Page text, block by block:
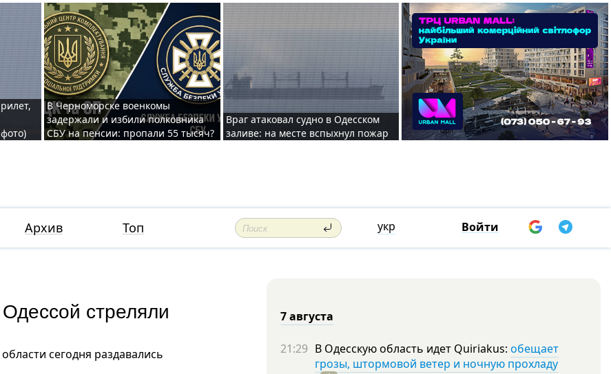
В Черноморске военкомы
задержали и избили полковника
СБУ на пенсии: пропали 55 тысяч?
Враг атаковал судно в Одесском
заливе: на месте вспыхнул пожар
Архив Топ укр Войти
стреляли
сегодня раздавались
7 августа
21:29 В Одесскую область идет Quiriakus: обещает
грозы, штормовой ветер и ночную прохладу